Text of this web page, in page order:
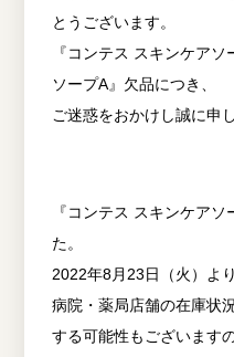
とうございます。
『コンテス スキンケア
ソープA』欠品につき、
ご迷惑をおかけし誠に申
『コンテス スキンケア
た。
2022年8月23日（火）よ
病院・薬局店舗の在庫状
する可能性もございます